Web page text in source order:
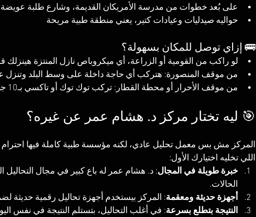
على بُعد خطوات من مدرسة الأمريكان القديمة، وشارع طلبة عويضة
حواليه صيدليات وعيادات كتير، يعني منطقة طبية مريحة
🚌 إزاي توصل للمكان بسهولة؟
لو راكب من القومية أو الزراعة، أي ميكروباص نازل المنتزة
من موقف المنصورة: هتركب أي حاجة داخلة على وسط البلد وتنزل
من موقف الأحرار أو محطة القطار: تركب توك توك أو تاكسي بـ10 جنيه يوصلّك لحد الباب
🎯 ليه تختار مركز د. هشام عمر عن غيره؟
المركز مش بس معمل تحليل عادي، لكنه مؤسسة طبية كاملة فيها
اللي تخليه اختيارك الأول:
خبرة طويلة في المجال: د. هشام عمر له باع كبير في مجال
الحالات.
أجهزة حديثة ومعقمة: المركز بيستخدم أجهزة تحاليل رقمية حديثة
النتيجة بتطلع بسرعة: في أغلب التحاليل، بتستلم النتيجة في نفس